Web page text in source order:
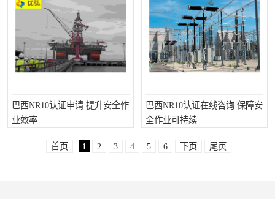
巴西NR10认证申请 提升安全作
业效率
巴西NR10认证在线咨询 保障安
全作业可持续
首页 1 2 3 4 5 6 下页 尾页